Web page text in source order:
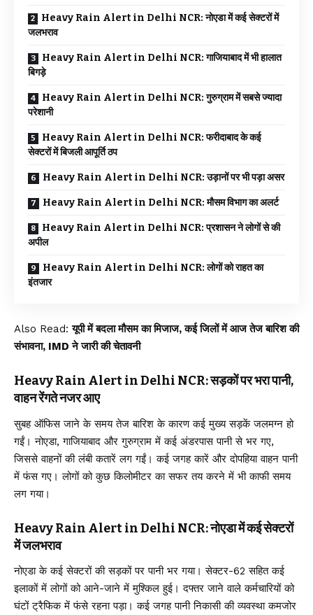
Heavy Rain Alert in Delhi NCR: नोएडा में कई सेक्टरों में
जलभराव
Heavy Rain Alert in Delhi NCR: गाजियाबाद में भी हालात
बिगड़े
Heavy Rain Alert in Delhi NCR: गुरुग्राम में सबसे ज्यादा
परेशानी
Heavy Rain Alert in Delhi NCR: फरीदाबाद के कई
सेक्टरों में बिजली आपूर्ति ठप
Heavy Rain Alert in Delhi NCR: उड़ानों पर भी पड़ा असर
Heavy Rain Alert in Delhi NCR: मौसम विभाग का अलर्ट
Heavy Rain Alert in Delhi NCR: प्रशासन ने लोगों से की
अपील
Heavy Rain Alert in Delhi NCR: लोगों को राहत का
इंतजार
Also Read:यूपी में बदला मौसम का मिजाज, कई जिलों में आज तेज बारिश की
संभावना, IMD ने जारी की चेतावनी
Heavy Rain Alert in Delhi NCR: सड़कों पर भरा पानी,
वाहन रेंगते नजर आए
सुबह ऑफिस जाने के समय तेज बारिश के कारण कई मुख्य सड़कें जलमग्न हो
गईं। नोएडा, गाजियाबाद और गुरुग्राम में कई अंडरपास पानी से भर गए,
जिससे वाहनों की लंबी कतारें लग गईं। कई जगह कारें और दोपहिया वाहन पानी
में फंस गए। लोगों को कुछ किलोमीटर का सफर तय करने में भी काफी समय
लग गया।
Heavy Rain Alert in Delhi NCR: नोएडा में कई सेक्टरों
में जलभराव
नोएडा के कई सेक्टरों की सड़कों पर पानी भर गया। सेक्टर-62 सहित कई
इलाकों में लोगों को आने-जाने में मुश्किल हुई। दफ्तर जाने वाले कर्मचारियों को
घंटों ट्रैफिक में फंसे रहना पड़ा। कई जगह पानी निकासी की व्यवस्था कमजोर